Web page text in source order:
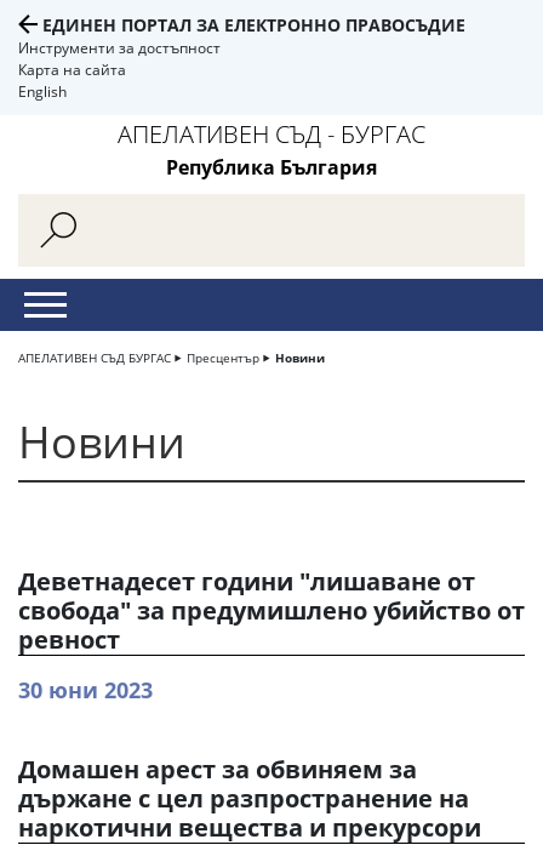
ЕДИНЕН ПОРТАЛ ЗА ЕЛЕКТРОННО ПРАВОСЪДИЕ
Инструменти за достъпност
Карта на сайта
English
АПЕЛАТИВЕН СЪД - БУРГАС
Република България
АПЕЛАТИВЕН СЪД БУРГАС Пресцентър Новини
Новини
Деветнадесет години "лишаване от
свобода" за предумишлено убийство от
ревност
30 юни 2023
Домашен арест за обвиняем за
държане с цел разпространение на
наркотични вещества и прекурсори